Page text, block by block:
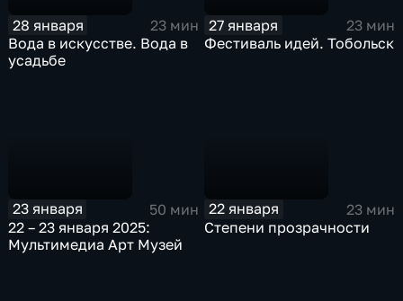
28 января
23 мин
Вода в искусстве. Вода в
усадьбе
27 января
23 мин
Фестиваль идей. Тобольск
23 января
50 мин
22 – 23 января 2025:
Мультимедиа Арт Музей
22 января
23 мин
Степени прозрачности